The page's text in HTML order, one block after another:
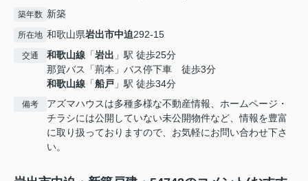
築年数 新築
所在地 和歌山県岩出市中迫292-15
交通 和歌山線 「岩出 」駅 徒歩25分
那賀バス「荊本」バス停下車 徒歩3分
和歌山線 「船戸 」駅 徒歩34分
備考
アズマハウスは多種多様な不動産情報、ホームページ・
チラシには公開していない未公開物件など、情報を豊富
に取り扱っておりますので、お気軽にお問い合わせ下さ
い。